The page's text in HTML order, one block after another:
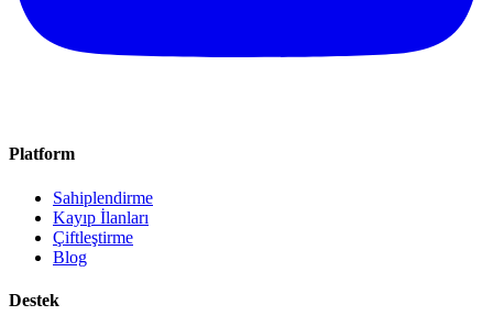
Platform
Sahiplendirme
Kayıp İlanları
Çiftleştirme
Blog
Destek